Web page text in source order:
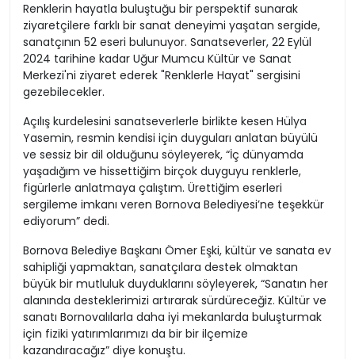
Renklerin hayatla buluştuğu bir perspektif sunarak
ziyaretçilere farklı bir sanat deneyimi yaşatan sergide,
sanatçının 52 eseri bulunuyor. Sanatseverler, 22 Eylül
2024 tarihine kadar Uğur Mumcu Kültür ve Sanat
Merkezi'ni ziyaret ederek "Renklerle Hayat" sergisini
gezebilecekler.
Açılış kurdelesini sanatseverlerle birlikte kesen Hülya
Yasemin, resmin kendisi için duyguları anlatan büyülü
ve sessiz bir dil olduğunu söyleyerek, “İç dünyamda
yaşadığım ve hissettiğim birçok duyguyu renklerle,
figürlerle anlatmaya çalıştım. Ürettiğim eserleri
sergileme imkanı veren Bornova Belediyesi’ne teşekkür
ediyorum” dedi.
Bornova Belediye Başkanı Ömer Eşki, kültür ve sanata ev
sahipliği yapmaktan, sanatçılara destek olmaktan
büyük bir mutluluk duyduklarını söyleyerek, “Sanatın her
alanında desteklerimizi artırarak sürdüreceğiz. Kültür ve
sanatı Bornovalılarla daha iyi mekanlarda buluşturmak
için fiziki yatırımlarımızı da bir bir ilçemize
kazandıracağız” diye konuştu.